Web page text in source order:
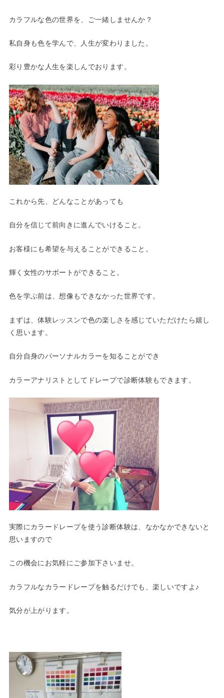
カラフルな色の世界を、ご一緒しませんか？
私自身も色を学んで、人生が変わりました。
彩り豊かな人生を楽しんでおります。
これから先、どんなことがあっても
自分を信じて前向きに進んでいけること。
お客様にも希望を与えることができること。
輝く女性のサポートができること。
色を学ぶ前は、想像もできなかった世界です。
まずは、体験レッスンで色の楽しさを感じていただけたら嬉し
く思います。
自分自身のパーソナルカラーを知ることができ
カラーアナリストとしてドレープで診断体験もできます。
実際にカラードレープを使う診断体験は、なかなかできないと
思いますので
この機会にお気軽にご参加下さいませ。
カラフルなカラードレープを触るだけでも、楽しいですよ♪
気分が上がります。